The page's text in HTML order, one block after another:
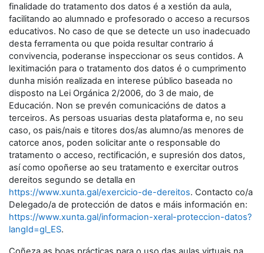
finalidade do tratamento dos datos é a xestión da aula,
facilitando ao alumnado e profesorado o acceso a recursos
educativos. No caso de que se detecte un uso inadecuado
desta ferramenta ou que poida resultar contrario á
convivencia, poderanse inspeccionar os seus contidos. A
lexitimación para o tratamento dos datos é o cumprimento
dunha misión realizada en interese público baseada no
disposto na Lei Orgánica 2/2006, do 3 de maio, de
Educación. Non se prevén comunicacións de datos a
terceiros. As persoas usuarias desta plataforma e, no seu
caso, os pais/nais e titores dos/as alumno/as menores de
catorce anos, poden solicitar ante o responsable do
tratamento o acceso, rectificación, e supresión dos datos,
así como opoñerse ao seu tratamento e exercitar outros
dereitos segundo se detalla en
https://www.xunta.gal/exercicio-de-dereitos. Contacto co/a
Delegado/a de protección de datos e máis información en:
https://www.xunta.gal/informacion-xeral-proteccion-datos?
langId=gl_ES.